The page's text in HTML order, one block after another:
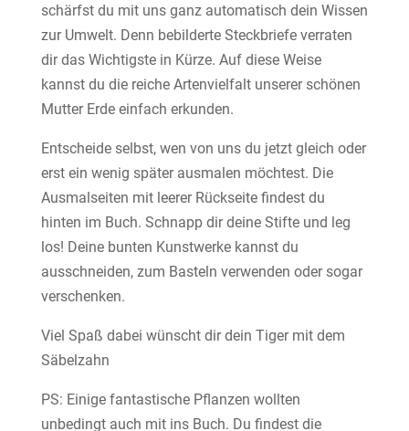
schärfst du mit uns ganz automatisch dein Wissen
zur Umwelt. Denn bebilderte Steckbriefe verraten
dir das Wichtigste in Kürze. Auf diese Weise
kannst du die reiche Artenvielfalt unserer schönen
Mutter Erde einfach erkunden.
Entscheide selbst, wen von uns du jetzt gleich oder
erst ein wenig später ausmalen möchtest. Die
Ausmalseiten mit leerer Rückseite findest du
hinten im Buch. Schnapp dir deine Stifte und leg
los! Deine bunten Kunstwerke kannst du
ausschneiden, zum Basteln verwenden oder sogar
verschenken.
Viel Spaß dabei wünscht dir dein Tiger mit dem
Säbelzahn
PS: Einige fantastische Pflanzen wollten
unbedingt auch mit ins Buch. Du findest die